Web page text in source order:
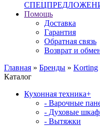
Помощь
Доставка
Гарантия
Обратная связь
Возврат и
Главная » Бренды » Korting
Каталог
Кухонная техника+
- Варочные
- Духовые
- Вытяжки